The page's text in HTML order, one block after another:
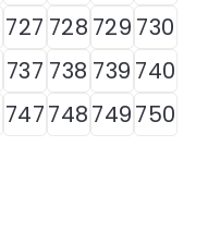
727 728 729 730
737 738 739 740
747748749750